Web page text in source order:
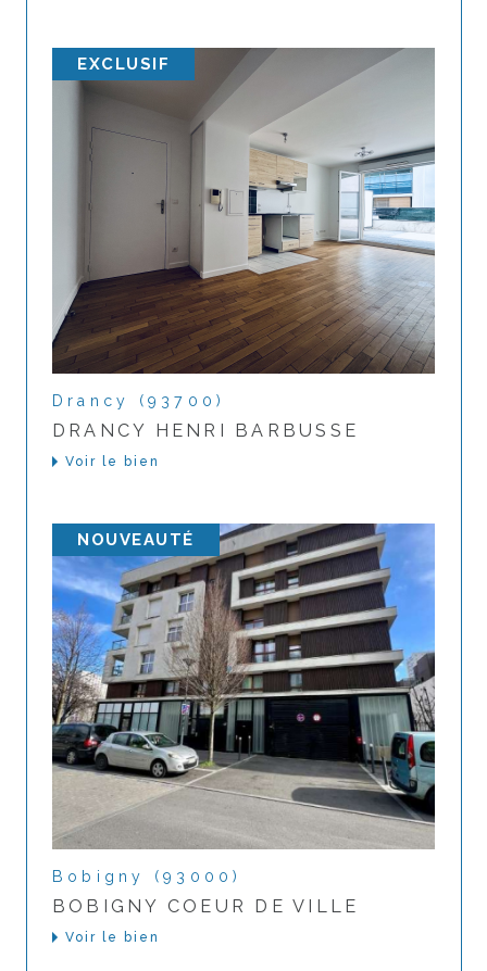
EXCLUSIF
Drancy (93700)
DRANCY HENRI BARBUSSE
Voir le bien
NOUVEAUTÉ
Bobigny (93000)
BOBIGNY COEUR DE VILLE
Voir le bien